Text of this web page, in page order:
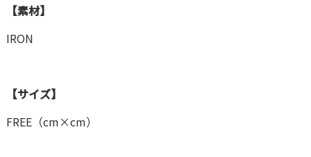
【素材】
IRON
【サイズ】
FREE（cm×cm）